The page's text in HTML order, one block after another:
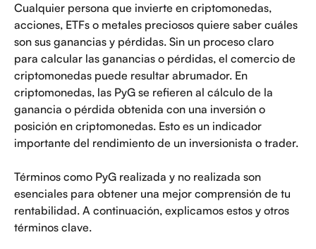
Cualquier persona que invierte en criptomonedas,
acciones, ETFs o metales preciosos quiere saber cuáles
son sus ganancias y pérdidas. Sin un proceso claro
para calcular las ganancias o pérdidas, el comercio de
criptomonedas puede resultar abrumador. En
criptomonedas, las PyG se refieren al cálculo de la
ganancia o pérdida obtenida con una inversión o
posición en criptomonedas. Esto es un indicador
importante del rendimiento de un inversionista o trader.
Términos como PyG realizada y no realizada son
esenciales para obtener una mejor comprensión de tu
rentabilidad. A continuación, explicamos estos y otros
términos clave.